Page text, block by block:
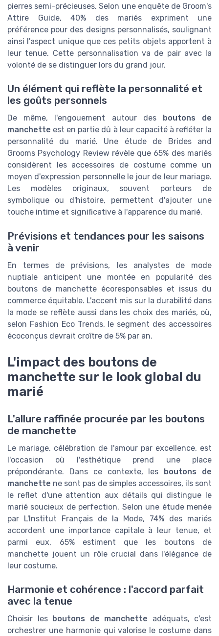
pierres semi-précieuses. Selon une enquête de Groom's
Attire Guide, 40% des mariés expriment une
préférence pour des designs personnalisés, soulignant
ainsi l'aspect unique que ces petits objets apportent à
leur tenue. Cette personnalisation va de pair avec la
volonté de se distinguer lors du grand jour.
Un élément qui reflète la personnalité et
les goûts personnels
De même, l'engouement autour des
boutons de
manchette est en partie dû à leur capacité à refléter la
personnalité du marié. Une étude de Brides and
Grooms Psychology Review révèle que 65% des mariés
considèrent les accessoires de costume comme un
moyen d'expression personnelle le jour de leur mariage.
Les modèles originaux, souvent porteurs de
symbolique ou d'histoire, permettent d'ajouter une
touche intime et significative à l'apparence du marié.
Prévisions et tendances pour les saisons
à venir
En termes de prévisions, les analystes de mode
nuptiale anticipent une montée en popularité des
boutons de manchette écoresponsables et issus du
commerce équitable. L'accent mis sur la durabilité dans
la mode se reflète aussi dans les choix des mariés, où,
selon Fashion Eco Trends, le segment des accessoires
écoconçus devrait croître de 5% par an.
L'impact des boutons de
manchette sur le look global du
marié
L'allure raffinée procurée par les boutons
de manchette
Le mariage, célébration de l'amour par excellence, est
l'occasion où l'esthétique prend une place
prépondérante. Dans ce contexte, les boutons de
manchette ne sont pas de simples accessoires, ils sont
le reflet d'une attention aux détails qui distingue le
marié soucieux de perfection. Selon une étude menée
par L'Institut Français de la Mode, 74% des mariés
accordent une importance capitale à leur tenue, et
parmi eux, 65% estiment que les boutons de
manchette jouent un rôle crucial dans l'élégance de
leur costume.
Harmonie et cohérence : l'accord parfait
avec la tenue
Choisir les boutons de manchette adéquats, c'est
orchestrer une harmonie qui valorise le costume dans